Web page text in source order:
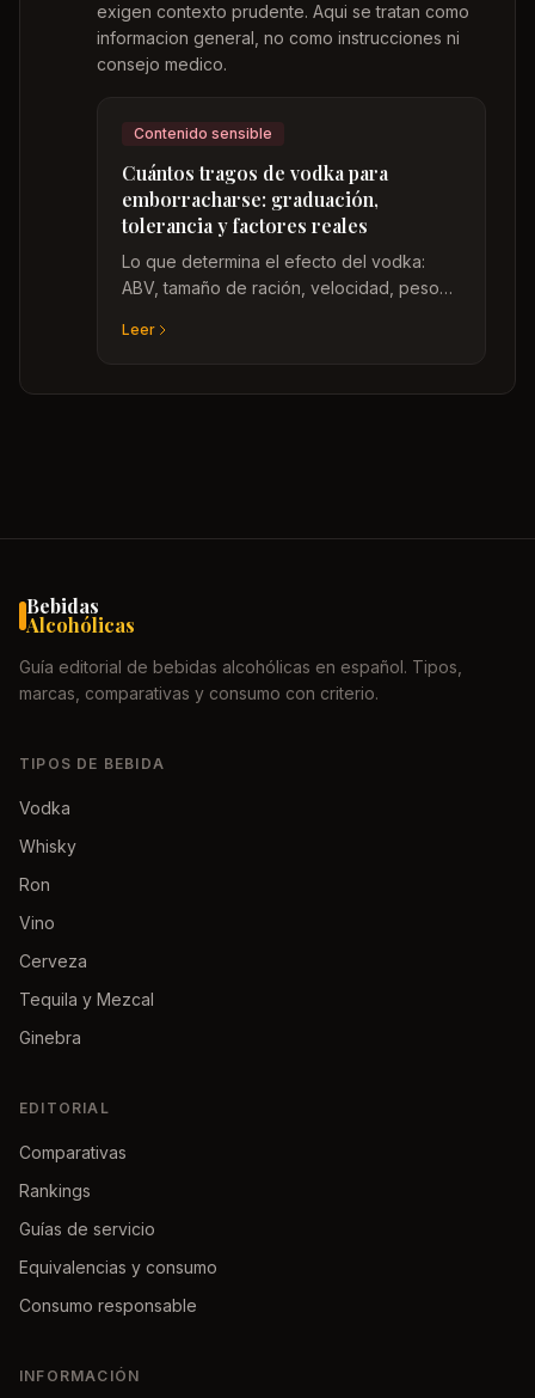
exigen contexto prudente. Aqui se tratan como
informacion general, no como instrucciones ni
consejo medico.
Contenido sensible
Cuántos tragos de vodka para
emborracharse: graduación,
tolerancia y factores reales
Lo que determina el efecto del vodka:
ABV, tamaño de ración, velocidad, peso
práctico sin simplificaciones falsas.
Leer
Bebidas
Alcohólicas
Guía editorial de bebidas alcohólicas en español. Tipos,
marcas, comparativas y consumo con criterio.
TIPOS DE BEBIDA
Vodka
Whisky
Ron
Vino
Cerveza
Tequila y Mezcal
Ginebra
EDITORIAL
Comparativas
Rankings
Guías de servicio
Equivalencias y consumo
Consumo responsable
INFORMACIÓN